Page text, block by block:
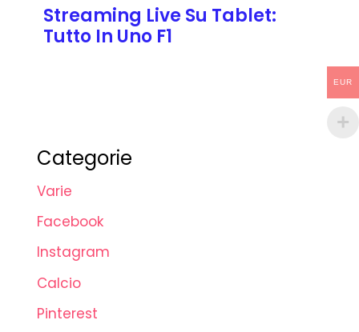
Streaming Live Su Tablet:
Tutto In Uno F1
Categorie
Varie
Facebook
Instagram
Calcio
Pinterest
EUR